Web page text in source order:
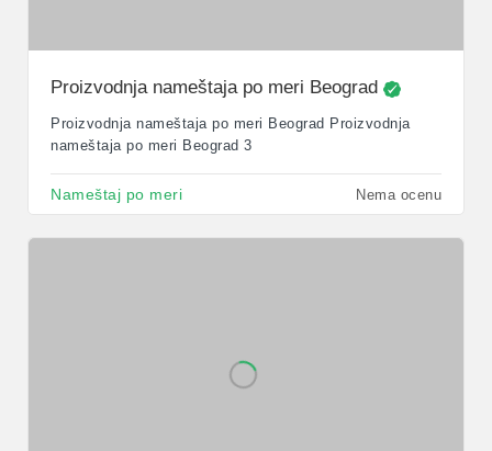
Proizvodnja nameštaja po meri Beograd
Proizvodnja nameštaja po meri Beograd Proizvodnja
nameštaja po meri Beograd 3
Nameštaj po meri Nema ocenu